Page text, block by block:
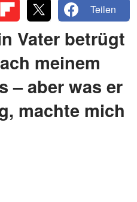
Teilen
Vater betrügt
meinem
– aber was er
machte mich